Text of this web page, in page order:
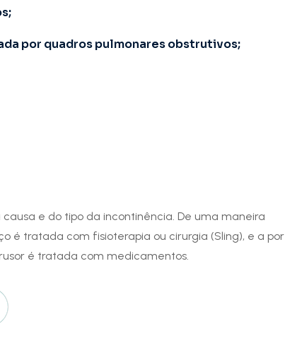
por quadros pulmonares obstrutivos;
e do tipo da incontinência. De uma maneira
é tratada com fisioterapia ou cirurgia (Sling), e a por
é tratada com medicamentos.